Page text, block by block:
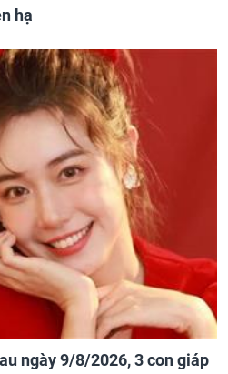
hạ
ngày 9/8/2026, 3 con giáp